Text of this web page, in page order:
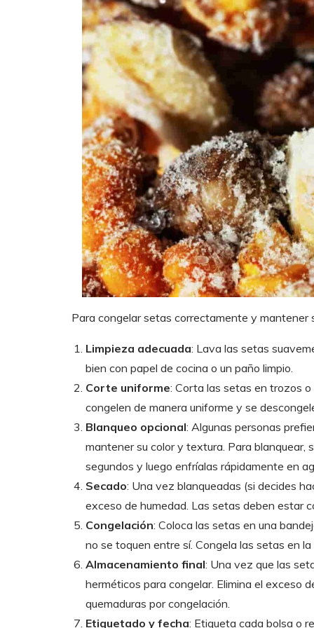
Para congelar setas correctamente y mantener
Limpieza adecuada: Lava las setas
bien con papel de cocina o un paño limpio.
Corte uniforme: Corta las setas en trozos
congelen de manera uniforme y se
Blanqueo opcional: Algunas personas
mantener su color y textura. Para blanquear,
segundos y luego enfríalas rápidamente en
Secado: Una vez blanqueadas (si decides
exceso de humedad. Las setas deben estar
Congelación: Coloca las setas en una
no se toquen entre sí. Congela las setas en
Almacenamiento final: Una vez que las
herméticos para congelar. Elimina el exceso
quemaduras por congelación.
Etiquetado y fecha: Etiqueta cada bolsa o